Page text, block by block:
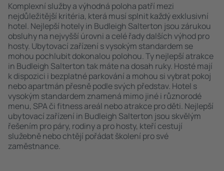
Komplexní služby a výhodná poloha patří mezi
nejdůležitější kritéria, která musí splnit každý exklusivní
hotel. Nejlepší hotely in Budleigh Salterton jsou zárukou
obsluhy na nejvyšší úrovni a celé řady dalších výhod pro
hosty. Ubytovací zařízení s vysokým standardem se
mohou pochlubit dokonalou polohou. Ty nejlepší atrakce
in Budleigh Salterton tak máte na dosah ruky. Hosté mají
k dispozici i bezplatné parkování a mohou si vybrat pokoj
nebo apartmán přesně podle svých představ. Hotel s
vysokým standardem znamená mimo jiné i různorodé
menu, SPA či fitness areál nebo atrakce pro děti. Nejlepší
ubytovací zařízení in Budleigh Salterton jsou skvělým
řešením pro páry, rodiny a pro hosty, kteří cestují
služebně nebo chtějí pořádat školení pro své
zaměstnance.